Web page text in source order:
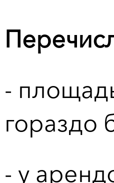
-
гораздо
- у